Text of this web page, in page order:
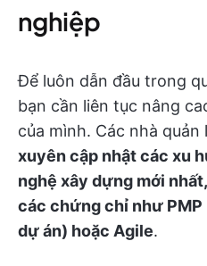
nghiệp
Để luôn dẫn đầu trong
bạn cần liên tục nâng
của mình. Các nhà quản
xuyên cập nhật các xu
nghệ xây dựng mới
các chứng chỉ như
dự án) hoặc Agile.